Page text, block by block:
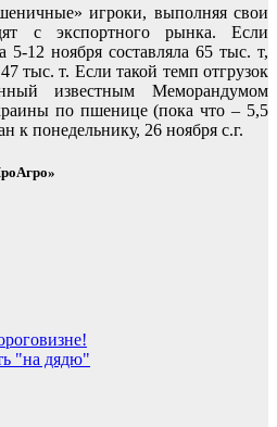
игроки, выполняя свои
с экспортного рынка. Если
5-12 ноября составляла 65 тыс. т,
тыс. т. Если такой темп отгрузок
известным Меморандумом
по пшенице (пока что – 5,5
к понедельнику, 26 ноября с.г.
"на дядю"